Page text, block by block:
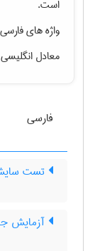
است.
واژه های
معادل
فارسی
تست
آزمایش